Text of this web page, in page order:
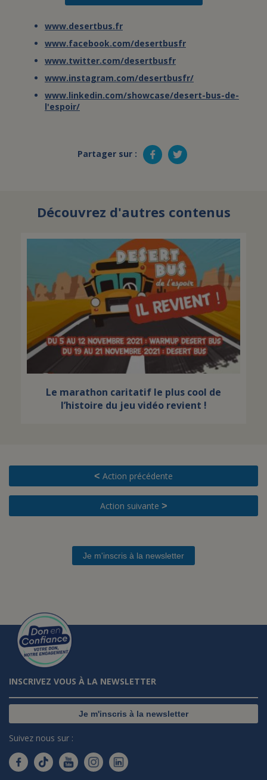
www.desertbus.fr
www.facebook.com/desertbusfr
www.twitter.com/desertbusfr
www.instagram.com/desertbusfr/
www.linkedin.com/showcase/desert-bus-de-
l'espoir/
Partager sur :
Découvrez d'autres contenus
Le marathon caritatif le plus cool de
l’histoire du jeu vidéo revient !
< Action précédente
Action suivante >
Je m'inscris à la newsletter
INSCRIVEZ VOUS À LA NEWSLETTER
Je m'inscris à la newsletter
Suivez nous sur :